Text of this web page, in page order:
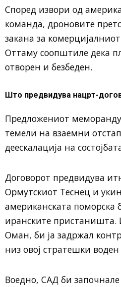
Според извори од
команда, дроновите
закана за
Оттаму соопштиле дека
отворен и безбеден.
Што предвидува нацрт-
Предложениот
темели на взаемни
деескалација на
Договорот предвидува
Ормутскиот Теснец и
американската поморска
иранските пристаништа.
Оман, би ја задржал
низ овој стратешки воден
Воедно, САД би